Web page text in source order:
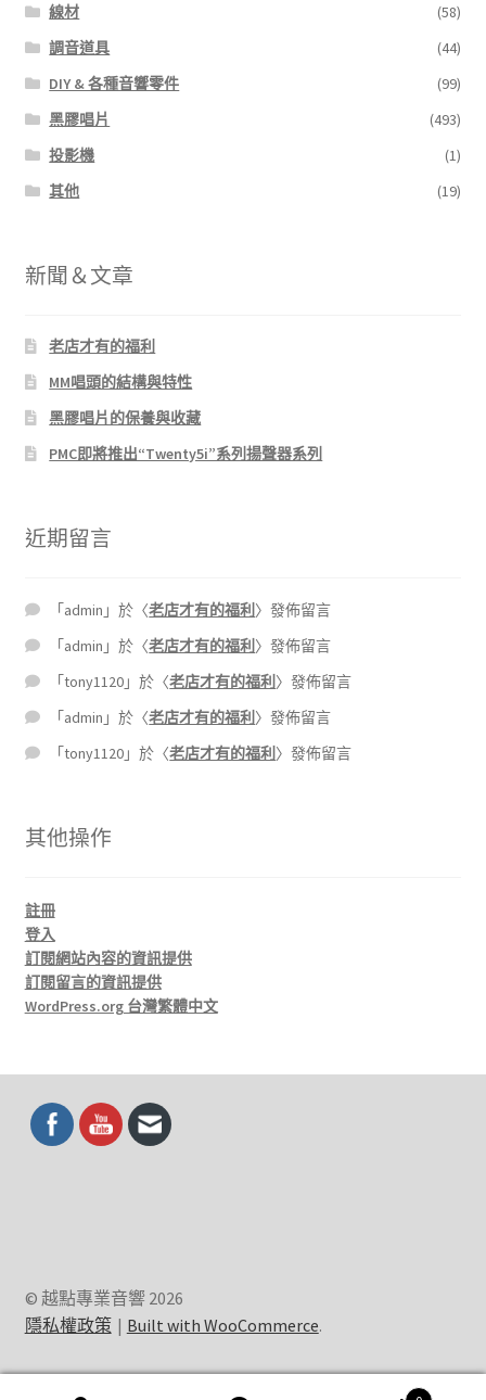
線材
(58)
調音道具
(44)
DIY & 各種音響零件
(99)
黑膠唱片
(493)
投影機
(1)
其他
(19)
新聞＆文章
老店才有的福利
MM唱頭的結構與特性
黑膠唱片的保養與收藏
PMC即將推出“Twenty5i”系列揚聲器系列
近期留言
「admin 」於〈老店才有的福利 〉發佈留言
「admin 」於〈老店才有的福利 〉發佈留言
「tony1120 」於〈老店才有的福利 〉發佈留言
「admin 」於〈老店才有的福利 〉發佈留言
「tony1120 」於〈老店才有的福利 〉發佈留言
其他操作
註冊
登入
訂閱網站內容的資訊提供
訂閱留言的資訊提供
WordPress.org 台灣繁體中文
© 越點專業音響 2026
隱私權政策
Built with WooCommerce.